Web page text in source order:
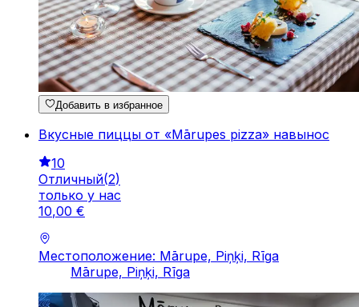
Добавить в избранное
Вкусные пиццы от «Mārupes pizza» навынос
10
Отличный(2)
только у нас
10,00 €
Местоположение: Mārupe, Piņķi, Rīga
Mārupe, Piņķi, Rīga